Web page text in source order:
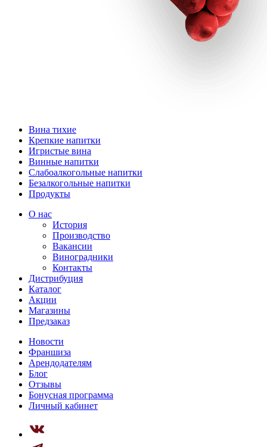
Вина тихие
Крепкие напитки
Игристые вина
Винные напитки
Слабоалкогольные напитки
Безалкогольные напитки
Продукты
О нас
История
Производство
Вакансии
Виноградники
Контакты
Дистрибуция
Каталог
Акции
Магазины
Предзаказ
Новости
Франшиза
Арендодателям
Блог
Отзывы
Бонусная программа
Личный кабинет